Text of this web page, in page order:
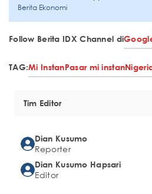
Berita Ekonomi
Follow Berita IDX Channel di
TAG:Mi InstanPasar mi instan
Tim Editor
Dian Kusumo
Reporter
Dian Kusumo Hapsari
Editor